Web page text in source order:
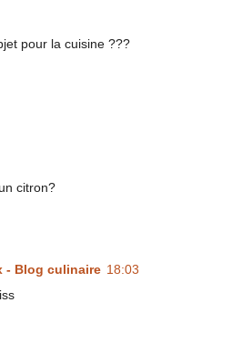
pour la cuisine ???
citron?
- Blog culinaire 18:03